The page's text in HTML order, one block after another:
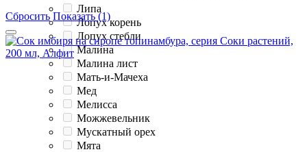
Липа
Лопух корень
Лопух стебли
Малина
Малина лист
Мать-и-Мачеха
Мед
Мелисса
Можжевельник
Мускатный орех
Мята
Сбросить Показать (1)